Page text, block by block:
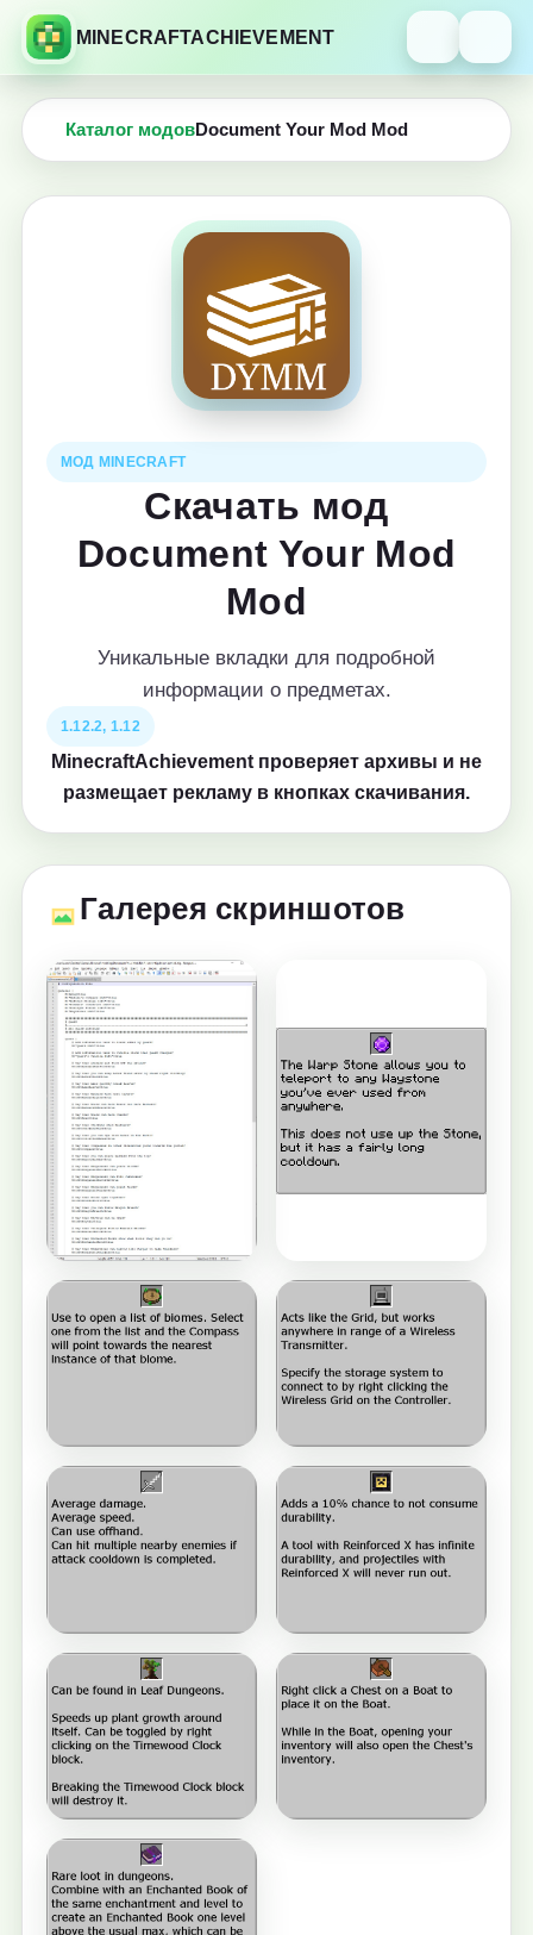
MINECRAFTACHIEVEMENT
Каталог модовDocument Your Mod Mod
МОД MINECRAFT
Скачать мод
Document Your Mod
Mod
Уникальные вкладки для подробной
информации о предметах.
1.12.2, 1.12
MinecraftAchievement проверяет архивы и не
размещает рекламу в кнопках скачивания.
Галерея скриншотов